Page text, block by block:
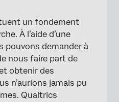
un fondement
À l’aide d’une
pouvons demander à
nous faire part de
obtenir des
n’aurions jamais pu
Qualtrics